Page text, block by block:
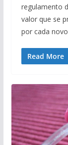
regulamento
valor que se
por cada
Read More